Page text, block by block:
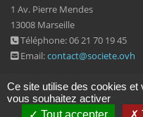
1 Av. Pierre Mendes
13008 Marseille
Téléphone: 06 21 70 19 45
Email:contact@societe.ovh
Ce site utilise des cookies et
vous souhaitez activer
Tout accepter